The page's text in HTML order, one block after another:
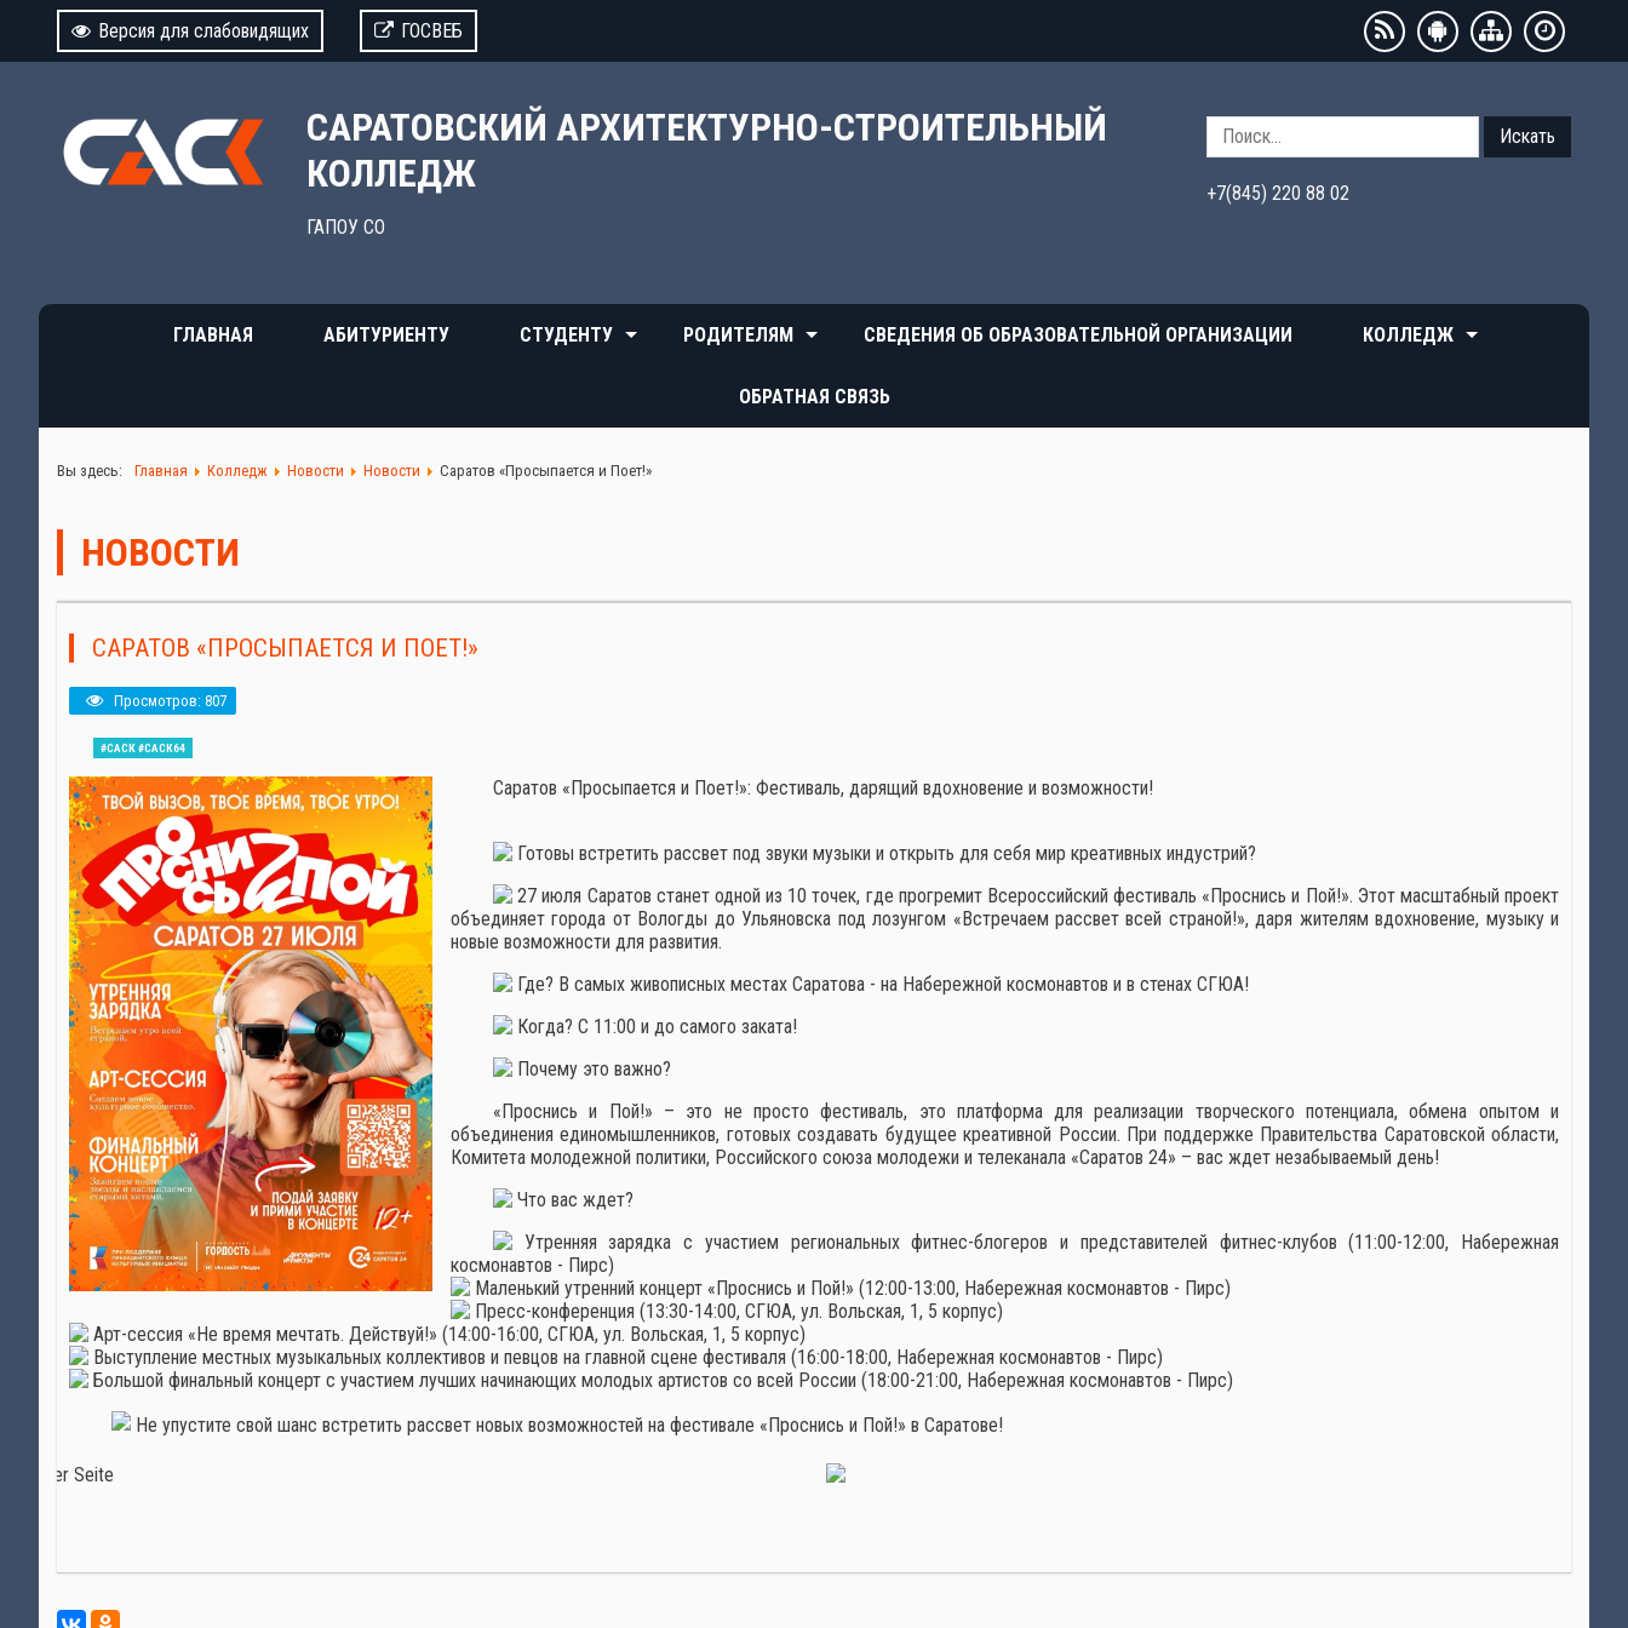
Версия для слабовидящих ГОСВЕБ
САРАТОВСКИЙ АРХИТЕКТУРНО-СТРОИТЕЛЬНЫЙ
КОЛЛЕДЖ
ГАПОУ СО
Искать
+7(845) 220 88 02
ГЛАВНАЯ АБИТУРИЕНТУ СТУДЕНТУ РОДИТЕЛЯМ СВЕДЕНИЯ ОБ ОБРАЗОВАТЕЛЬНОЙ ОРГАНИЗАЦИИ КОЛЛЕДЖ
ОБРАТНАЯ СВЯЗЬ
Вы здесь: Главная Колледж Новости Новости Саратов «Просыпается и Поет!»
НОВОСТИ
САРАТОВ «ПРОСЫПАЕТСЯ И ПОЕТ!»
Просмотров: 807
#САСК #САСК64
Саратов «Просыпается и Поет!»: Фестиваль, дарящий вдохновение и возможности!
Готовы встретить рассвет под звуки музыки и открыть для себя мир креативных индустрий?
27 июля Саратов станет одной из 10 точек, где прогремит Всероссийский фестиваль «Проснись и Пой!». Этот масштабный проект
объединяет города от Вологды до Ульяновска под лозунгом «Встречаем рассвет всей страной!», даря жителям вдохновение, музыку и
новые возможности для развития.
Где? В самых живописных местах Саратова - на Набережной космонавтов и в стенах СГЮА!
Когда? С 11:00 и до самого заката!
Почему это важно?
«Проснись и Пой!» – это не просто фестиваль, это платформа для реализации творческого потенциала, обмена опытом и
объединения единомышленников, готовых создавать будущее креативной России. При поддержке Правительства Саратовской области,
Комитета молодежной политики, Российского союза молодежи и телеканала «Саратов 24» – вас ждет незабываемый день!
Что вас ждет?
Утренняя зарядка с участием региональных фитнес-блогеров и представителей фитнес-клубов (11:00-12:00, Набережная
космонавтов - Пирс)
Маленький утренний концерт «Проснись и Пой!» (12:00-13:00, Набережная космонавтов - Пирс)
Пресс-конференция (13:30-14:00, СГЮА, ул. Вольская, 1, 5 корпус)
Арт-сессия «Не время мечтать. Действуй!» (14:00-16:00, СГЮА, ул. Вольская, 1, 5 корпус)
Выступление местных музыкальных коллективов и певцов на главной сцене фестиваля (16:00-18:00, Набережная космонавтов - Пирс)
Большой финальный концерт с участием лучших начинающих молодых артистов со всей России (18:00-21:00, Набережная космонавтов - Пирс)
️ Не упустите свой шанс встретить рассвет новых возможностей на фестивале «Проснись и Пой!» в Саратове!